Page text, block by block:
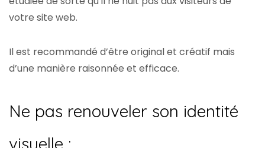
votre site web.
Il est recommandé d’être original et créatif mais
d’une manière raisonnée et efficace.
Ne pas renouveler son identité
visuelle :